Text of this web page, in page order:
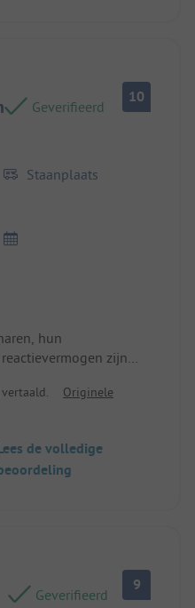
Geverifieerd
10
Staanplaats
hun
zijn
en die
Bravo voor hen.
Erg mooie
de Dordogne. En
Originele
de volledige
Geverifieerd
9